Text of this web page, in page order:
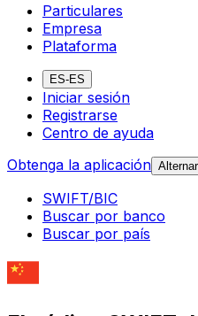
Particulares
Empresa
Plataforma
ES-ES
Iniciar sesión
Registrarse
Centro de ayuda
Obtenga la aplicación
SWIFT/BIC
Buscar por banco
Buscar por país